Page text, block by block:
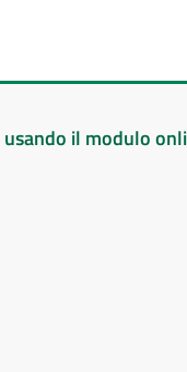
usando il modulo